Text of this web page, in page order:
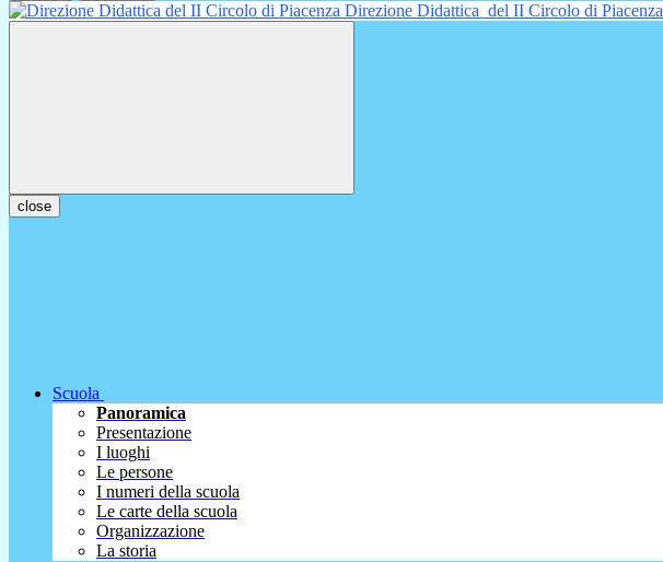
Direzione Didattica del II Circolo di Piacenza
close
Scuola
Panoramica
Presentazione
I luoghi
Le persone
I numeri della scuola
Le carte della scuola
Organizzazione
La storia